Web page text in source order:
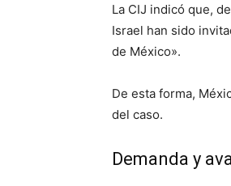
La CIJ indicó que,
Israel han sido
de México».
De esta forma,
del caso.
Demanda y